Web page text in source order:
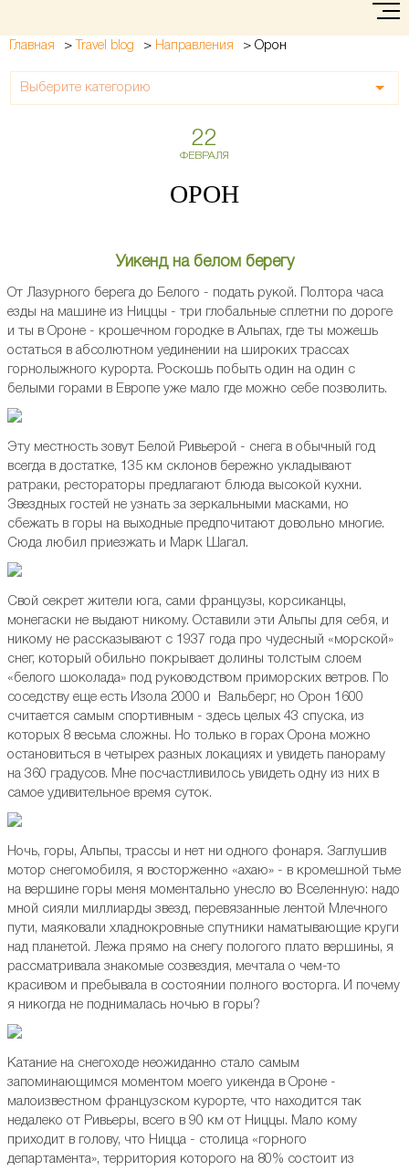
Главная > Travel blog > Направления > Орон
Выберите категорию
22
ФЕВРАЛЯ
ОРОН
Уикенд на белом берегу
От Лазурного берега до Белого - подать рукой. Полтора часа
езды на машине из Ниццы - три глобальные сплетни по дороге
и ты в Ороне - крошечном городке в Альпах, где ты можешь
остаться в абсолютном уединении на широких трассах
горнолыжного курорта. Роскошь побыть один на один с
белыми горами в Европе уже мало где можно cебе позволить.
Эту местность зовут Белой Ривьерой - снега в обычный год
всегда в достатке, 135 км склонов бережно укладывают
ратраки, рестораторы предлагают блюда высокой кухни.
Звездных гостей не узнать за зеркальными масками, но
сбежать в горы на выходные предпочитают довольно многие.
Сюда любил приезжать и Марк Шагал.
Свой секрет жители юга, сами французы, корсиканцы,
монегаски не выдают никому. Оставили эти Альпы для себя, и
никому не рассказывают с 1937 года про чудесный «морской»
снег, который обильно покрывает долины толстым слоем
«белого шоколада» под руководством приморских ветров. По
соседству еще есть Изола 2000 и Вальберг, но Орон 1600
считается самым спортивным - здесь целых 43 спуска, из
которых 8 весьма сложны. Но только в горах Орона можно
остановиться в четырех разных локациях и увидеть панораму
на 360 градусов. Мне посчастливилось увидеть одну из них в
самое удивительное время суток.
Ночь, горы, Альпы, трассы и нет ни одного фонаря. Заглушив
мотор снегомобиля, я восторженно «ахаю» - в кромешной тьме
на вершине горы меня моментально унесло во Вселенную: надо
мной сияли миллиарды звезд, перевязанные лентой Млечного
пути, маяковали хладнокровные спутники наматывающие круги
над планетой. Лежа прямо на снегу пологого плато вершины, я
рассматривала знакомые созвездия, мечтала о чем-то
красивом и пребывала в состоянии полного восторга. И почему
я никогда не поднималась ночью в горы?
Катание на снегоходе неожиданно стало самым
запоминающимся моментом моего уикенда в Ороне -
малоизвестном французском курорте, что находится так
недалеко от Ривьеры, всего в 90 км от Ниццы. Мало кому
приходит в голову, что Ницца - столица «горного
департамента», территория которого на 80% состоит из